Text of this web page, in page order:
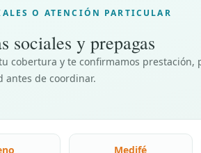
O ATENCIÓN PARTICULAR
sociales y prepagas
cobertura y te confirmamos prestación,
antes de coordinar.
Medifé